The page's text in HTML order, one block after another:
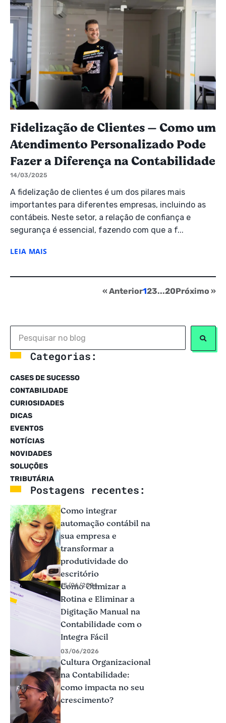
Fidelização de Clientes — Como um
Atendimento Personalizado Pode
Fazer a Diferença na Contabilidade
14/03/2025
A fidelização de clientes é um dos pilares mais
importantes para diferentes empresas, incluindo as
contábeis. Neste setor, a relação de confiança e
segurança é essencial, fazendo com que a f...
LEIA MAIS
« Anterior123...20Próximo »
Categorias:
CASES DE SUCESSO
CONTABILIDADE
CURIOSIDADES
DICAS
EVENTOS
NOTÍCIAS
NOVIDADES
SOLUÇÕES
TRIBUTÁRIA
Postagens recentes:
Como integrar
automação contábil na
sua empresa e
transformar a
produtividade do
escritório
15/06/2026
Como Otimizar a
Rotina e Eliminar a
Digitação Manual na
Contabilidade com o
Integra Fácil
03/06/2026
Cultura Organizacional
na Contabilidade:
como impacta no seu
crescimento?